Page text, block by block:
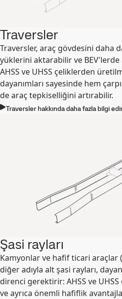
Traversler
Traversler, araç gövdesini daha
yüklerini aktarabilir ve BEV'lerde
AHSS ve UHSS çeliklerden
dayanımları sayesinde hem
de araç tepkiselliğini artırabilir.
Traversler hakkında daha fazla bilgi
Şasi rayları
Kamyonlar ve hafif ticari araçlar
diğer adıyla alt şasi rayları,
direnci gerektirir: AHSS ve
ve ayrıca önemli hafiflik